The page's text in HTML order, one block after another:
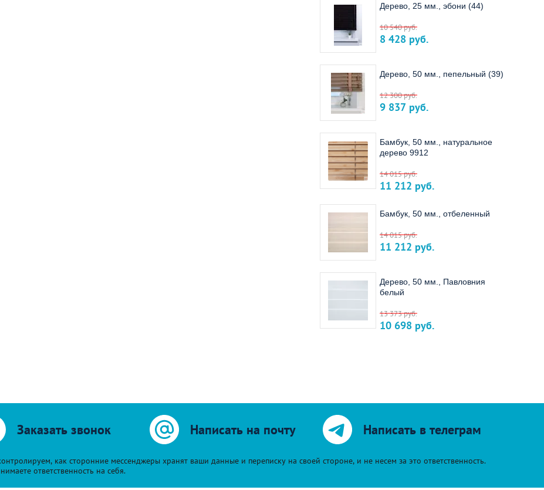
Дерево, 25 мм., эбони (44)
10 540руб.
8 428 руб.
Дерево, 50 мм., пепельный (39)
12 300руб.
9 837 руб.
Бамбук, 50 мм., натуральное
дерево 9912
14 015руб.
11 212 руб.
Бамбук, 50 мм., отбеленный
14 015руб.
11 212 руб.
Дерево, 50 мм., Павловния
белый
13 373руб.
10 698 руб.
Заказать звонок Написать на почту Написать в телеграм
как сторонние мессенджеры хранят ваши данные и переписку на своей стороне, и не несем за это ответственность.
ответственность на себя.